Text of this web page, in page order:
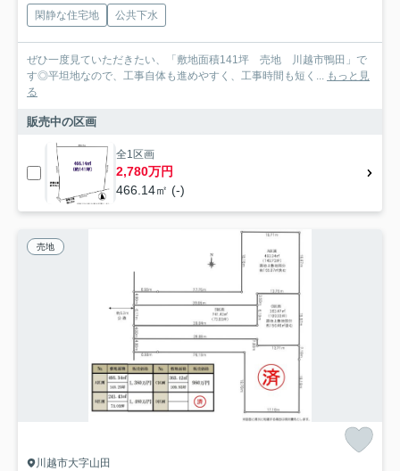
閑静な住宅地 公共下水
ぜひ一度見ていただきたい、「敷地面積141坪 売地 川越市鴨田」で
す◎平坦地なので、工事自体も進めやすく、工事時間も短く... もっと見
る
販売中の区画
全1区画
2,780万円
466.14㎡ (-)
売地
川越市大字山田